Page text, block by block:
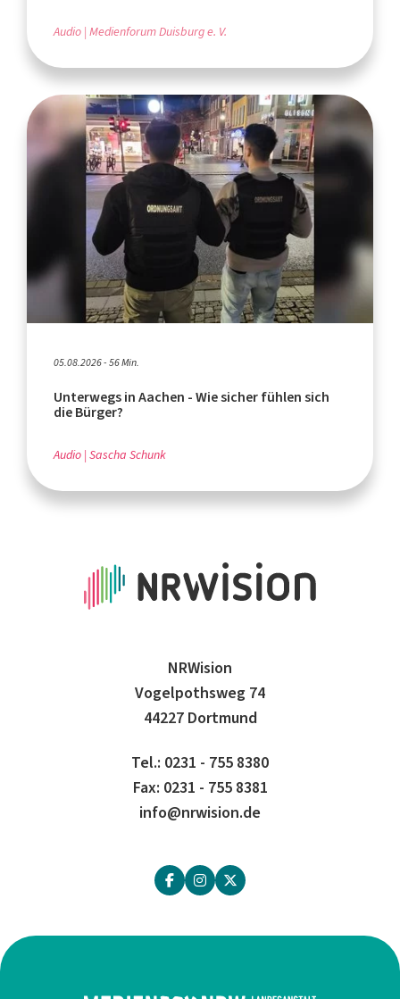
Audio Medienforum Duisburg e. V.
05.08.2026 - 56 Min.
Unterwegs in Aachen - Wie sicher fühlen sich
die Bürger?
Audio Sascha Schunk
NRWision
Vogelpothsweg 74
44227 Dortmund
Tel.: 0231 - 755 8380
Fax: 0231 - 755 8381
info@nrwision.de